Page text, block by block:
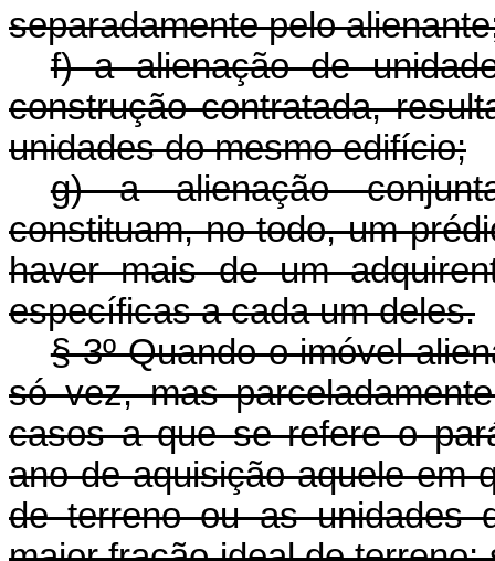
separadamente pelo
f) a alienação de
construção contratada,
unidades do mesmo edifício;
g) a alienação
constituam, no todo, um
haver mais de um
específicas a cada um deles.
§ 3º Quando o imóvel
só vez, mas
casos a que se refere o
ano de aquisição aquele em
de terreno ou as unidades